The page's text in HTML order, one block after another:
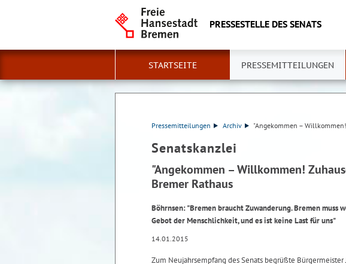
PRESSESTELLE DES SENATS
STARTSEITE PRESSEMITTEILUNGEN
Pressemitteilungen Archiv "Angekommen –
Senatskanzlei
"Angekommen – Willkommen!
Bremer Rathaus
Böhrnsen: "Bremen braucht Zuwanderung. Bremen
Gebot der Menschlichkeit, und es ist keine Last für uns"
14.01.2015
Zum Neujahrsempfang des Senats begrüßte